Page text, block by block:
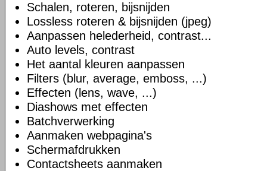
Schalen, roteren, bijsnijden
Lossless roteren & bijsnijden (jpeg)
Aanpassen helederheid, contrast...
Auto levels, contrast
Het aantal kleuren aanpassen
Filters (blur, average, emboss, ...)
Effecten (lens, wave, ...)
Diashows met effecten
Batchverwerking
Aanmaken webpagina's
Schermafdrukken
Contactsheets aanmaken